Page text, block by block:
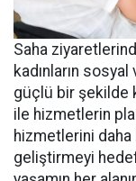
Saha
kadınların
güçlü bir şekilde
ile hizmetlerin
hizmetlerini daha
geliştirmeyi